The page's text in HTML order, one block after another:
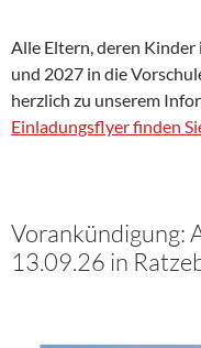
Alle Eltern, deren Kinder
und 2027 in die
herzlich zu unserem
Einladungsflyer finden
Vorankündigung:
13.09.26 in